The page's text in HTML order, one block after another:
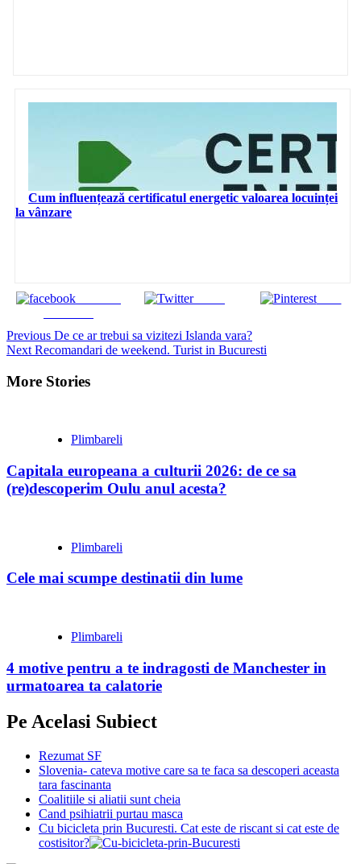
Cum influențează certificatul energetic valoarea locuinței
la vânzare
Tweet Save
Continue
Reading
Previous De ce ar trebui sa vizitezi Islanda vara?
Next Recomandari de weekend. Turist in Bucuresti
More Stories
Plimbareli
Capitala europeana a culturii 2026: de ce sa
(re)descoperim Oulu anul acesta?
Plimbareli
Cele mai scumpe destinatii din lume
Plimbareli
4 motive pentru a te indragosti de Manchester in
urmatoarea ta calatorie
Pe Acelasi Subiect
Rezumat SF
Slovenia- cateva motive care sa te faca sa descoperi aceasta
tara fascinanta
Coalitiile si aliatii sunt cheia
Cand psihiatrii purtau masca
Cu bicicleta prin Bucuresti. Cat este de riscant si cat este de
costisitor?